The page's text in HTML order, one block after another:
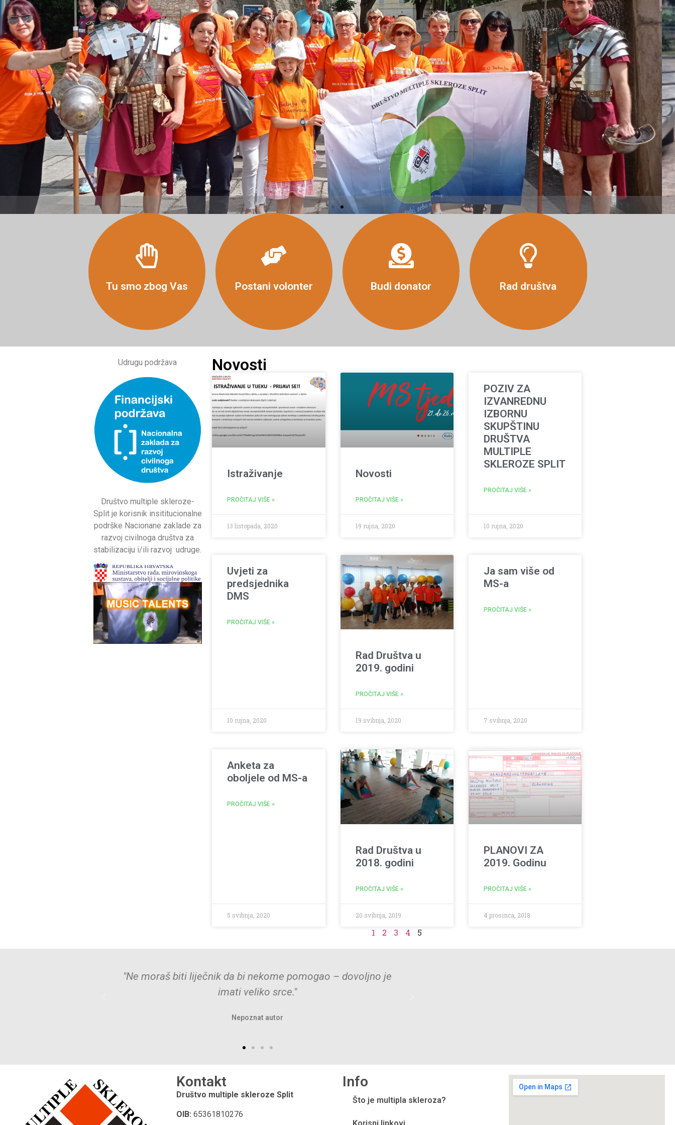
Upoznajte nas i pročitajte više o nama
Više
Tu smo zbog Vas
Više
Postani volonter Budi donator
Više
Rad društva
Više
Udrugu podržava
Društvo multiple skleroze-
Split je korisnik insititucionalne
podrške Nacionane zaklade za
razvoj civilnoga društva za
stabilizaciju i/ili razvoj udruge.
Novosti
Istraživanje
PROČITAJ VIŠE »
13 listopada, 2020
Novosti
PROČITAJ VIŠE »
19 rujna, 2020
POZIV ZA
IZVANREDNU
IZBORNU
SKUPŠTINU
DRUŠTVA
MULTIPLE
SKLEROZE SPLIT
PROČITAJ VIŠE »
10 rujna, 2020
Uvjeti za
predsjednika
DMS
PROČITAJ VIŠE »
10 rujna, 2020
Rad Društva u
2019. godini
PROČITAJ VIŠE »
19 svibnja, 2020
Ja sam više od
MS-a
PROČITAJ VIŠE »
7 svibnja, 2020
Anketa za
oboljele od MS-a
PROČITAJ VIŠE »
5 svibnja, 2020
Rad Društva u
2018. godini
PROČITAJ VIŠE »
20 svibnja, 2019
PLANOVI ZA
2019. Godinu
PROČITAJ VIŠE »
4 prosinca, 2018
1 2 3 4 5
"Mali čin dobrote vrijedi više od velikog obećanja."
Kontakt
Društvo multiple skleroze Split
OIB: 65361810276
Info
Što je multipla skleroza?